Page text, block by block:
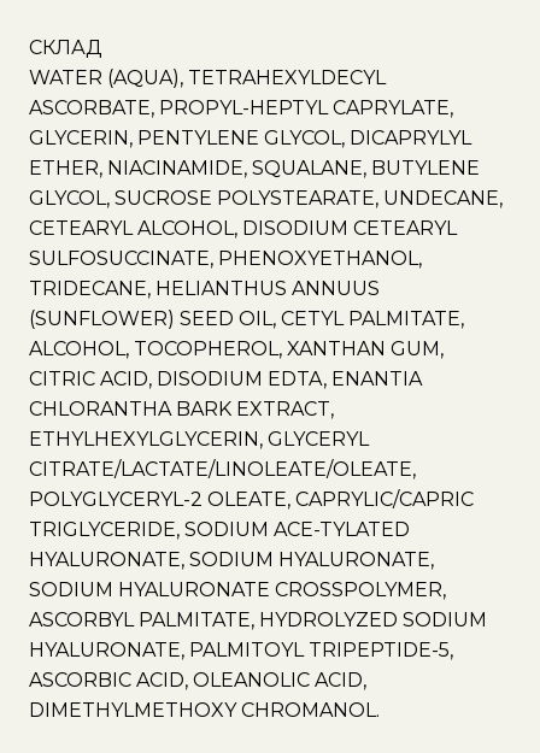
СКЛАД
WATER (AQUA), TETRAHEXYLDECYL
ASCORBATE, PROPYL-HEPTYL CAPRYLATE,
GLYCERIN, PENTYLENE GLYCOL, DICAPRYLYL
ETHER, NIACINAMIDE, SQUALANE, BUTYLENE
GLYCOL, SUCROSE POLYSTEARATE, UNDECANE,
CETEARYL ALCOHOL, DISODIUM CETEARYL
SULFOSUCCINATE, PHENOXYETHANOL,
TRIDECANE, HELIANTHUS ANNUUS
(SUNFLOWER) SEED OIL, CETYL PALMITATE,
ALCOHOL, TOCOPHEROL, XANTHAN GUM,
CITRIC ACID, DISODIUM EDTA, ENANTIA
CHLORANTHA BARK EXTRACT,
ETHYLHEXYLGLYCERIN, GLYCERYL
CITRATE/LACTATE/LINOLEATE/OLEATE,
POLYGLYCERYL-2 OLEATE, CAPRYLIC/CAPRIC
TRIGLYCERIDE, SODIUM ACE-TYLATED
HYALURONATE, SODIUM HYALURONATE,
SODIUM HYALURONATE CROSSPOLYMER,
ASCORBYL PALMITATE, HYDROLYZED SODIUM
HYALURONATE, PALMITOYL TRIPEPTIDE-5,
ASCORBIC ACID, OLEANOLIC ACID,
DIMETHYLMETHOXY CHROMANOL.